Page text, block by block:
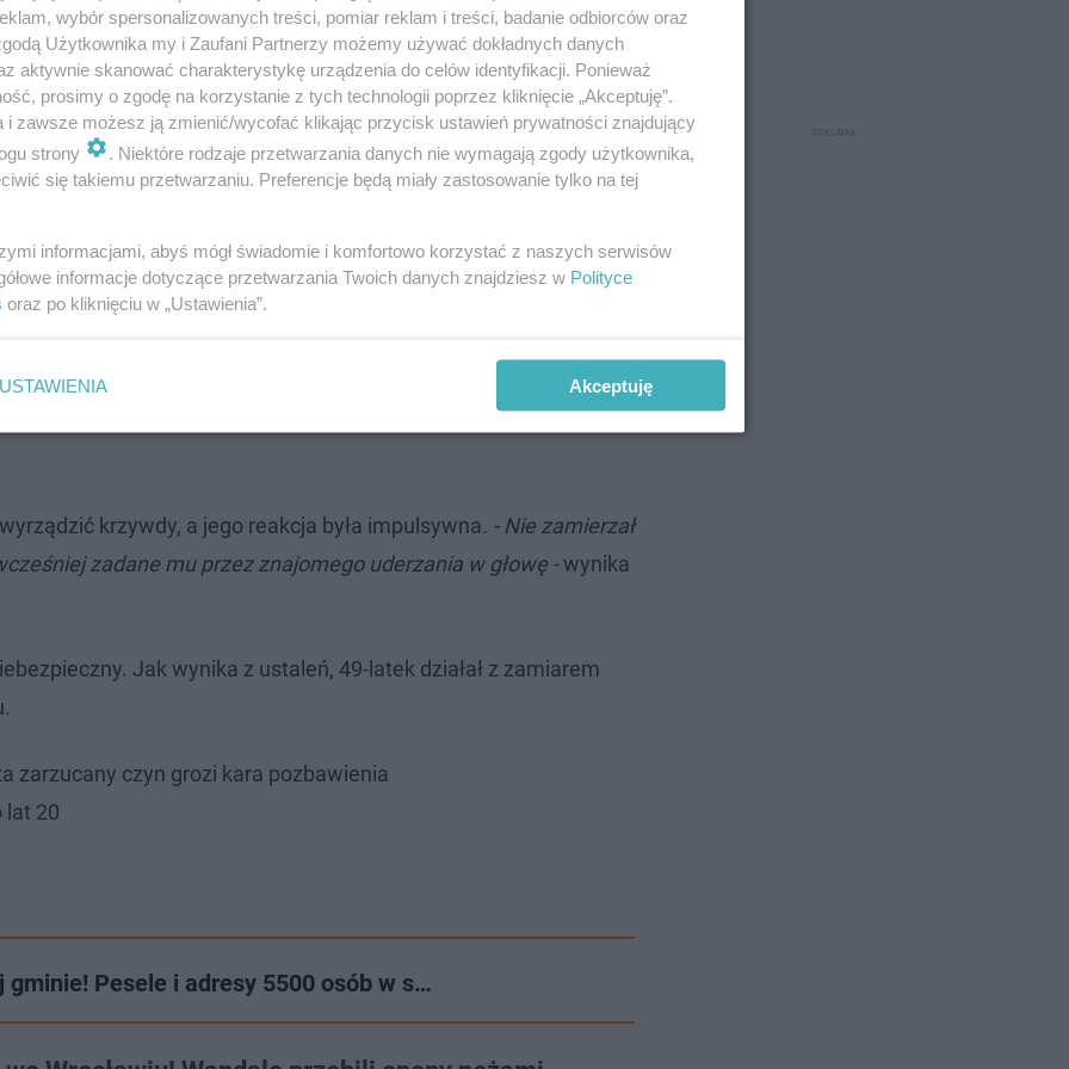
Środzie Śląskiej, który przychylił się do wniosku prokuratury i
że sięgnął po nóż.
w charakterze podejrzanego
krzywdy, a jego reakcja była impulsywna. - Nie zamierzał
zadane mu przez znajomego uderzania w głowę -wynika
Jak wynika z ustaleń, 49-latek działał z zamiarem
zarzucany czyn grozi kara pozbawienia
lat 20
Pesele i adresy 5500 osób w s…
wybór spersonalizowanych treści, pomiar reklam i treści, badanie odbiorców oraz
Użytkownika my i Zaufani Partnerzy możemy używać dokładnych danych
aktywnie skanować charakterystykę urządzenia do celów identyfikacji. Ponieważ
prosimy o zgodę na korzystanie z tych technologii poprzez kliknięcie „Akceptuję”.
i zawsze możesz ją zmienić/wycofać klikając przycisk ustawień prywatności znajdujący
strony
. Niektóre rodzaje przetwarzania danych nie wymagają zgody użytkownika,
się takiemu przetwarzaniu. Preferencje będą miały zastosowanie tylko na tej
informacjami, abyś mógł świadomie i komfortowo korzystać z naszych serwisów
informacje dotyczące przetwarzania Twoich danych znajdziesz w Polityce
oraz po kliknięciu w „Ustawienia”.
USTAWIENIA Akceptuję